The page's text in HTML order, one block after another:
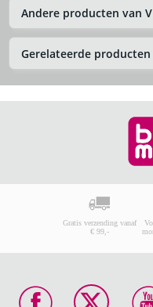
Andere producten van
Gerelateerde
Gratis verzending vanaf
€ 99,-